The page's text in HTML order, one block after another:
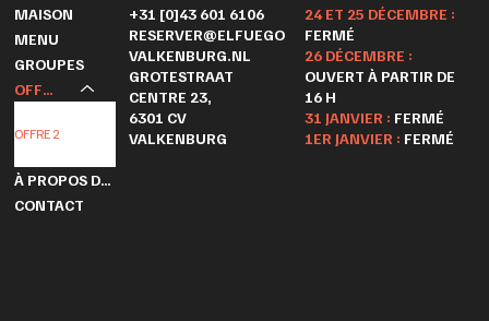
MAISON
MENU
GROUPES
OFFRES
OFFRE 2
À PROPOS DE NOUS
CONTACT
+31 [0]43 601 6106
RESERVER@ELFUEGO
VALKENBURG.NL
GROTESTRAAT
CENTRE 23,
6301 CV
VALKENBURG
24 ET 25 DÉCEMBRE :
FERMÉ
26 DÉCEMBRE :
OUVERT À PARTIR DE
16 H
31 JANVIER : FERMÉ
1ER JANVIER : FERMÉ